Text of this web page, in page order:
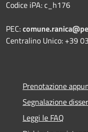
Codice iPA: c_h176
PEC:
Centralino Unico: +39
Prenotazione
Segnalazione
Leggi le FAQ